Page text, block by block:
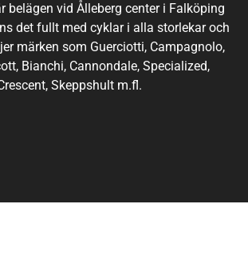
belägen vid Ålleberg center i Falköping
det fullt med cyklar i alla storlekar och
märken som Guerciotti, Campagnolo,
Bianchi, Cannondale, Specialized,
Skeppshult m.fl.